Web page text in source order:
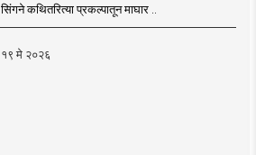
सिंगने कथितरित्या प्रकल्पातून माघार ..
१९ मे २०२६